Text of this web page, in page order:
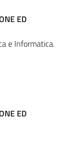
ED
e Informatica.
ED